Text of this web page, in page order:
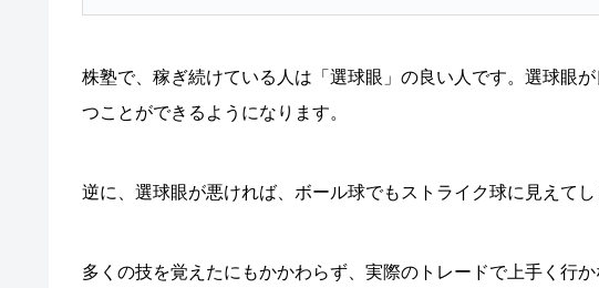
株塾で、稼ぎ続けている人は「選球眼」の良い人です。選球眼
つことができるようになります。
逆に、選球眼が悪ければ、ボール球でもストライク球に見えてし
多くの技を覚えたにもかかわらず、実際のトレードで上手く行